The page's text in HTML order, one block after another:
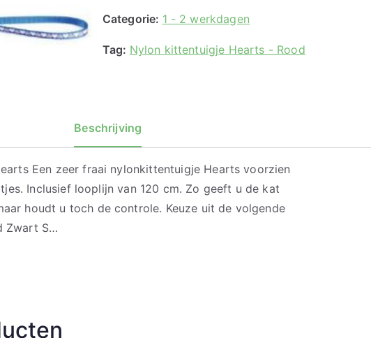
Categorie: 1 - 2 werkdagen
Tag: Nylon kittentuigje Hearts - Rood
Beschrijving
Een zeer fraai nylonkittentuigje Hearts voorzien
Inclusief looplijn van 120 cm. Zo geeft u de kat
houdt u toch de controle. Keuze uit de volgende
Zwart S…